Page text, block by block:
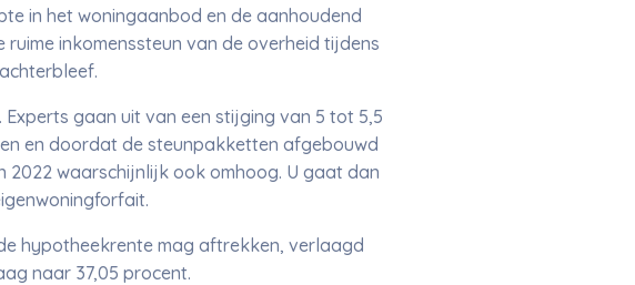
in het woningaanbod en de aanhoudend
inkomenssteun van de overheid tijdens
gaan uit van een stijging van 5 tot 5,5
en doordat de steunpakketten afgebouwd
2022 waarschijnlijk ook omhoog. U gaat dan
hypotheekrente mag aftrekken, verlaagd
naar 37,05 procent.